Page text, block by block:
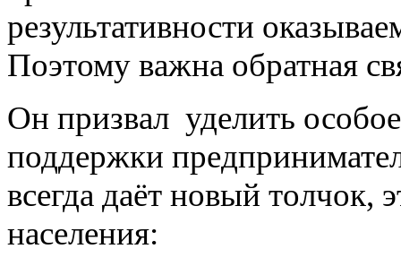
результативности
Поэтому важна обратная
Он призвал уделить
поддержки
всегда даёт новый толчок,
населения: